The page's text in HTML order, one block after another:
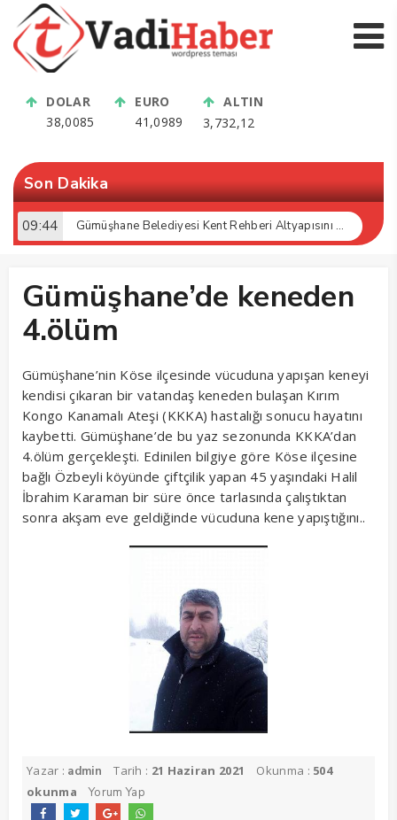
DOLAR
38,0085
EURO
41,0989
ALTIN
3,732,12
Son Dakika
09:44 Gümüşhane Belediyesi Kent Rehberi Altyapısını Dijital Ruhsat Bilgi Sistemi ile Güçlendirdi
Gümüşhane’de keneden
4.ölüm
Gümüşhane’nin Köse ilçesinde vücuduna yapışan keneyi
kendisi çıkaran bir vatandaş keneden bulaşan Kırım
Kongo Kanamalı Ateşi (KKKA) hastalığı sonucu hayatını
kaybetti. Gümüşhane’de bu yaz sezonunda KKKA’dan
4.ölüm gerçekleşti. Edinilen bilgiye göre Köse ilçesine
bağlı Özbeyli köyünde çiftçilik yapan 45 yaşındaki Halil
İbrahim Karaman bir süre önce tarlasında çalıştıktan
sonra akşam eve geldiğinde vücuduna kene yapıştığını..
Yazar : admin Tarih : 21 Haziran 2021 Okunma : 504
okunma
Yorum Yap